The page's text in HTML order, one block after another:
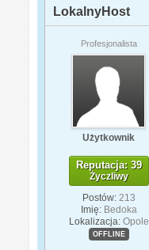
LokalnyHost
Profesjonalista
Użytkownik
Reputacja: 39
Życzliwy
Postów: 213
Imię: Bedoka
Lokalizacja: Opole
OFFLINE